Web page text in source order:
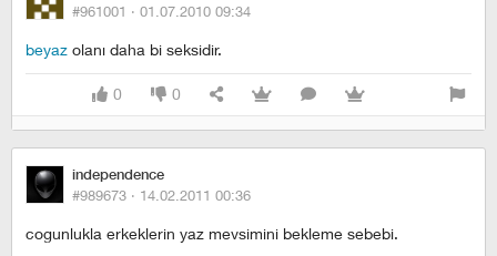
#961001 · 01.07.2010 09:34
beyaz olanı daha bi seksidir.
0 0
independence
#989673 · 14.02.2011 00:36
cogunlukla erkeklerin yaz mevsimini bekleme sebebi.